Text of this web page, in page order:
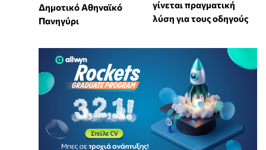
Δημοτικό Αθηναϊκό
Πανηγύρι
γίνεται πραγματική
λύση για τους οδηγούς